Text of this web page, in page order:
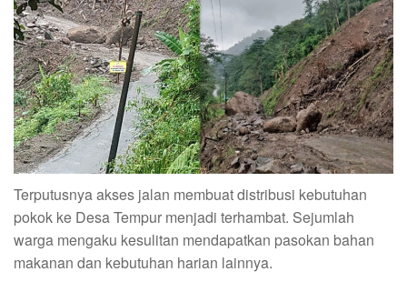
Terputusnya akses jalan membuat distribusi kebutuhan
pokok ke Desa Tempur menjadi terhambat. Sejumlah
warga mengaku kesulitan mendapatkan pasokan bahan
makanan dan kebutuhan harian lainnya.